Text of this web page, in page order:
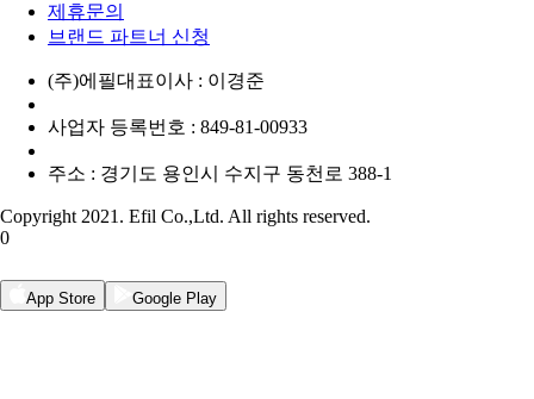
제휴문의
브랜드 파트너 신청
(주)에필대표이사 : 이경준
사업자 등록번호 : 849-81-00933
주소 : 경기도 용인시 수지구 동천로 388-1
Copyright 2021. Efil Co.,Ltd. All rights reserved.
0
App Store Google Play